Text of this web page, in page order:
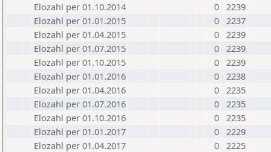
Elozahl per 01.10.2014
0 2239
Elozahl per 01.01.2015
0 2237
Elozahl per 01.04.2015
0 2239
Elozahl per 01.07.2015
0 2239
Elozahl per 01.10.2015
0 2239
Elozahl per 01.01.2016
0 2238
Elozahl per 01.04.2016
0 2235
Elozahl per 01.07.2016
0 2235
Elozahl per 01.10.2016
0 2235
Elozahl per 01.01.2017
0 2229
Elozahl per 01.04.2017
0 2225